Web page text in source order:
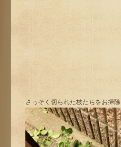
さっそく切られた枝たちをお掃除